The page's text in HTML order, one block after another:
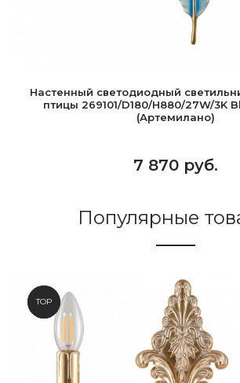
Настенный светодиодный
птицы 269101/D180/H880/27W/3K
(Артемилано)
7 870 руб.
Популярные
NEW
TOP